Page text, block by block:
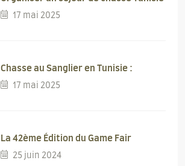
17 mai 2025
Chasse au Sanglier en Tunisie :
17 mai 2025
La 42ème Édition du Game Fair
25 juin 2024